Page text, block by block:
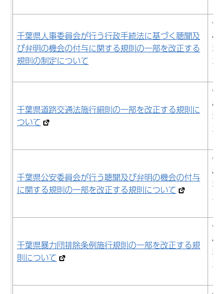
千葉県人事委員会が行う行政手続法に基づく聴聞及
び弁明の機会の付与に関する規則の一部を改正する
規則の制定について
令
8
5
29
千葉県道路交通法施行細則の一部を改正する規則に
ついて
令
8
5
29
千葉県公安委員会が行う聴聞及び弁明の機会の付与
に関する規則の一部を改正する規則について
令
8
5
29
千葉県暴力団排除条例施行規則の一部を改正する規
則について
令
8
5
29